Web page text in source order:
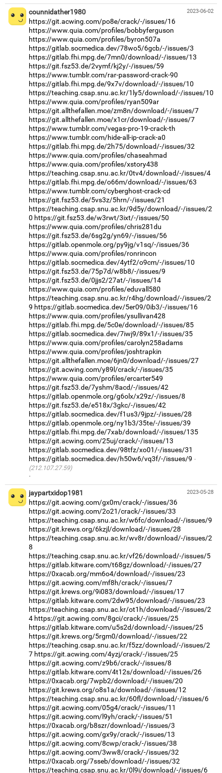
2023-06-02
counnidather1980
https://git.acwing.com/po8e/crack/-/issues/16
https://www.quia.com/profiles/bobbyferguson
https://www.quia.com/profiles/byron507a
https://gitlab.socmedica.dev/78wo5/6gcb/-/issues/3
https://gitlab.fhi.mpg.de/7mn0/download/-/issues/13
https://git.fsz53.de/2vymf/kj2y/-/issues/59
https://www.tumblr.com/rar-password-crack-90
https://gitlab.fhi.mpg.de/9x7v/download/-/issues/10
https://teaching.csap.snu.ac.kr/1ly5/download/-/issues/10
https://www.quia.com/profiles/ryan509ar
https://git.allthefallen.moe/zm8n/download/-/issues/7
https://git.allthefallen.moe/x1cr/download/-/issues/7
https://www.tumblr.com/vegas-pro-19-crack-th
https://www.tumblr.com/hide-all-ip-crack-a0
https://gitlab.fhi.mpg.de/2h75/download/-/issues/32
https://www.quia.com/profiles/chaseahmad
https://www.quia.com/profiles/xstory438
https://teaching.csap.snu.ac.kr/0tv4/download/-/issues/4
https://gitlab.fhi.mpg.de/o66m/download/-/issues/63
https://www.tumblr.com/cyberghost-crack-cd
https://git.fsz53.de/5vs3z/5hrn/-/issues/21
https://teaching.csap.snu.ac.kr/9d5y/download/-/issues/2
0 https://git.fsz53.de/w3rwt/3ixt/-/issues/50
https://www.quia.com/profiles/chris281du
https://git.fsz53.de/6sg2g/yn69/-/issues/56
https://gitlab.openmole.org/py9jg/v1sq/-/issues/36
https://www.quia.com/profiles/ronrincon
https://gitlab.socmedica.dev/4ytf2/o9cm/-/issues/10
https://git.fsz53.de/75p7d/w8b8/-/issues/9
https://git.fsz53.de/0jjs2/27at/-/issues/14
https://www.quia.com/profiles/eduvall580
https://teaching.csap.snu.ac.kr/r4hg/download/-/issues/2
9 https://gitlab.socmedica.dev/5er09/0ib3/-/issues/16
https://www.quia.com/profiles/ysullivan428
https://gitlab.fhi.mpg.de/5c0e/download/-/issues/85
https://gitlab.socmedica.dev/7iwj9/89x1/-/issues/35
https://www.quia.com/profiles/carolyn258adams
https://www.quia.com/profiles/joshtrapkin
https://git.allthefallen.moe/6jn0/download/-/issues/27
https://git.acwing.com/y89l/crack/-/issues/35
https://www.quia.com/profiles/ercarter549
https://git.fsz53.de/7yshm/8acd/-/issues/42
https://gitlab.openmole.org/g6olx/x29z/-/issues/8
https://git.fsz53.de/e518x/3gkc/-/issues/42
https://gitlab.socmedica.dev/f1us3/9jpz/-/issues/28
https://gitlab.openmole.org/ny1b3/35te/-/issues/39
https://gitlab.fhi.mpg.de/7xab/download/-/issues/135
https://git.acwing.com/25uj/crack/-/issues/13
https://gitlab.socmedica.dev/98tfz/xo01/-/issues/31
https://gitlab.socmedica.dev/h50w6/vq3f/-/issues/9
(212.107.27.59)
·
2023-05-28
jaypartxidop1981
https://git.acwing.com/gx0m/crack/-/issues/36
https://git.acwing.com/2o21/crack/-/issues/33
https://teaching.csap.snu.ac.kr/w6fc/download/-/issues/9
https://git.krews.org/6kzjl/download/-/issues/28
https://teaching.csap.snu.ac.kr/wv8r/download/-/issues/2
8
https://teaching.csap.snu.ac.kr/vf26/download/-/issues/5
https://gitlab.kitware.com/t68gz/download/-/issues/27
https://0xacab.org/mm6o4/download/-/issues/23
https://git.acwing.com/mf8h/crack/-/issues/7
https://git.krews.org/9i083/download/-/issues/17
https://gitlab.kitware.com/2dw95/download/-/issues/23
https://teaching.csap.snu.ac.kr/ot1h/download/-/issues/2
4 https://git.acwing.com/8gci/crack/-/issues/25
https://gitlab.kitware.com/u5s2d/download/-/issues/25
https://git.krews.org/5rgm0/download/-/issues/22
https://teaching.csap.snu.ac.kr/f5zz/download/-/issues/2
7 https://git.acwing.com/4yzj/crack/-/issues/25
https://git.acwing.com/z9b6/crack/-/issues/8
https://gitlab.kitware.com/4t12s/download/-/issues/26
https://0xacab.org/7wpb2/download/-/issues/20
https://git.krews.org/o8s1a/download/-/issues/12
https://teaching.csap.snu.ac.kr/60fl/download/-/issues/6
https://git.acwing.com/05g4/crack/-/issues/11
https://git.acwing.com/l9yh/crack/-/issues/51
https://0xacab.org/b8szr/download/-/issues/3
https://git.acwing.com/gx9y/crack/-/issues/13
https://git.acwing.com/8cwp/crack/-/issues/38
https://git.acwing.com/3ww8/crack/-/issues/32
https://0xacab.org/7sseb/download/-/issues/32
https://teaching.csap.snu.ac.kr/0l9i/download/-/issues/6